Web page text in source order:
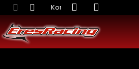
Prejsť
na
obsah
Kontakt Obchodné